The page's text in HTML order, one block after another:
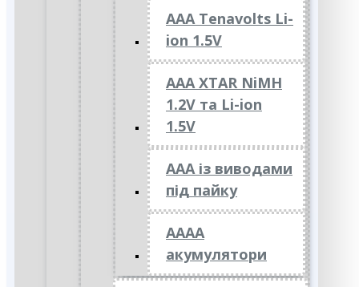
AAA Tenavolts Li-
ion 1.5V
AAA XTAR NiMH
1.2V та Li-ion
1.5V
ААА із виводами
під пайку
АААА
акумулятори